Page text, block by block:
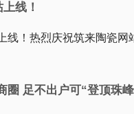
线！
线！热烈庆祝筑来陶瓷网
圈 足不出户可“登顶珠